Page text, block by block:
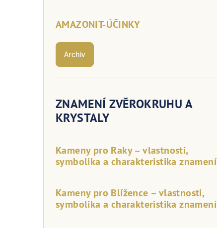
AMAZONIT-ÚČINKY
Archiv
ZNAMENÍ ZVĚROKRUHU A
KRYSTALY
Kameny pro Raky – vlastnosti,
symbolika a charakteristika znamení
Kameny pro Blížence – vlastnosti,
symbolika a charakteristika znamení